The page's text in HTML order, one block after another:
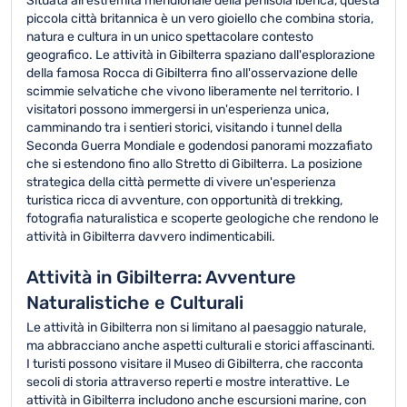
piccola città britannica è un vero gioiello che combina storia,
natura e cultura in un unico spettacolare contesto
geografico. Le attività in Gibilterra spaziano dall'esplorazione
della famosa Rocca di Gibilterra fino all'osservazione delle
scimmie selvatiche che vivono liberamente nel territorio. I
visitatori possono immergersi in un'esperienza unica,
camminando tra i sentieri storici, visitando i tunnel della
Seconda Guerra Mondiale e godendosi panorami mozzafiato
che si estendono fino allo Stretto di Gibilterra. La posizione
strategica della città permette di vivere un'esperienza
turistica ricca di avventure, con opportunità di trekking,
fotografia naturalistica e scoperte geologiche che rendono le
attività in Gibilterra davvero indimenticabili.
Attività in Gibilterra: Avventure
Naturalistiche e Culturali
Le attività in Gibilterra non si limitano al paesaggio naturale,
ma abbracciano anche aspetti culturali e storici affascinanti.
I turisti possono visitare il Museo di Gibilterra, che racconta
secoli di storia attraverso reperti e mostre interattive. Le
attività in Gibilterra includono anche escursioni marine, con